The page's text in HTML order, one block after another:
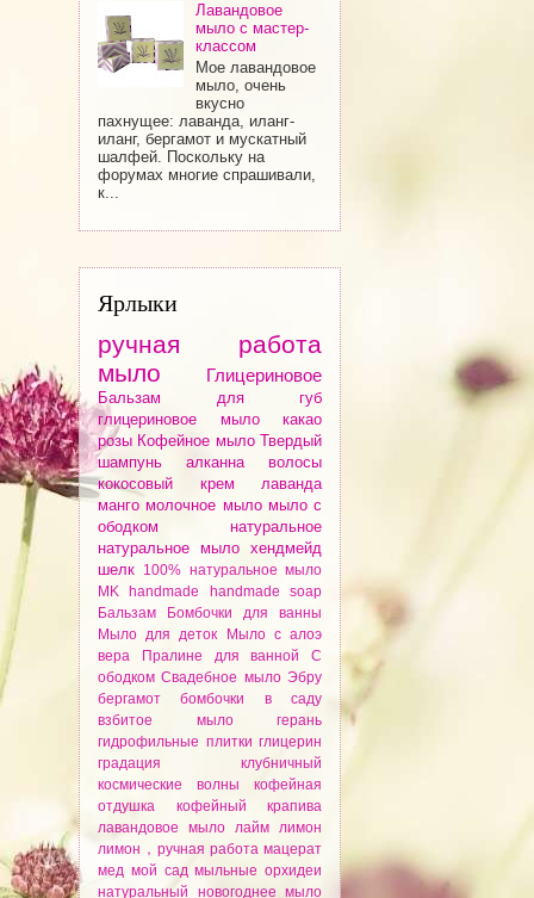
Лавандовое
мыло с мастер-
классом
Мое лавандовое
мыло, очень
вкусно
пахнущее: лаванда, иланг-
иланг, бергамот и мускатный
шалфей. Поскольку на
форумах многие спрашивали,
к...
Ярлыки
ручная работа
мыло
Глицериновое
Бальзам для губ
глицериновое мыло какао
розы Кофейное мылоТвердый
шампунь алканнa волосы
кокосовый крем лаванда
мангомолочное мыло мыло с
ободком натуральное
натуральное мыло хендмейд
шелк
100% натуральное мыло
MK
handmade
handmade soap
Бальзам
Бомбочки для ванны
Мыло для деток
Мыло с алоэ
вера
Пралине для ванной С
ободкомСвадебное мылоЭбру
бергамотбомбочки в саду
взбитое мыло герань
гидрофильные плитки глицерин
градация клубничный
космические волны кофейная
отдушка кофейный крапива
лавандовое мыло лайм лимон
лимон，ручная работа мацерат
мед мой садмыльные орхидеи
натуральный новогоднее мыло